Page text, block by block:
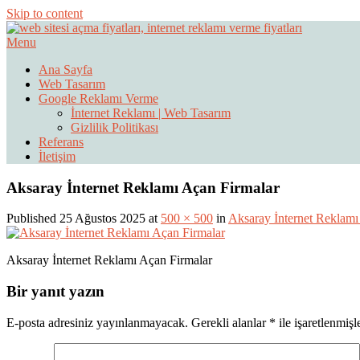
Skip to content
Web Sitesi Açma, İnternet Sitesi
Menu
Ana Sayfa
Web Tasarım
Google Reklamı Verme
İnternet Reklamı | Web Tasarım
Gizlilik Politikası
Referans
İletişim
Aksaray İnternet Reklamı Açan Firmalar
Published 25 Ağustos 2025 at 500 × 500 inAksaray İnternet
Aksaray İnternet Reklamı Açan Firmalar
Bir yanıt yazın
E-posta adresiniz yayınlanmayacak. Gerekli alanlar * ile